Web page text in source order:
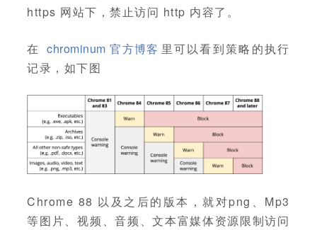
https 网站下，禁止访问 http 内容了。
在 chrominum 官方博客 里可以看到策略的执行
记录，如下图
Chrome 88 以及之后的版本，就对png、Mp3
等图片、视频、音频、文本富媒体资源限制访问